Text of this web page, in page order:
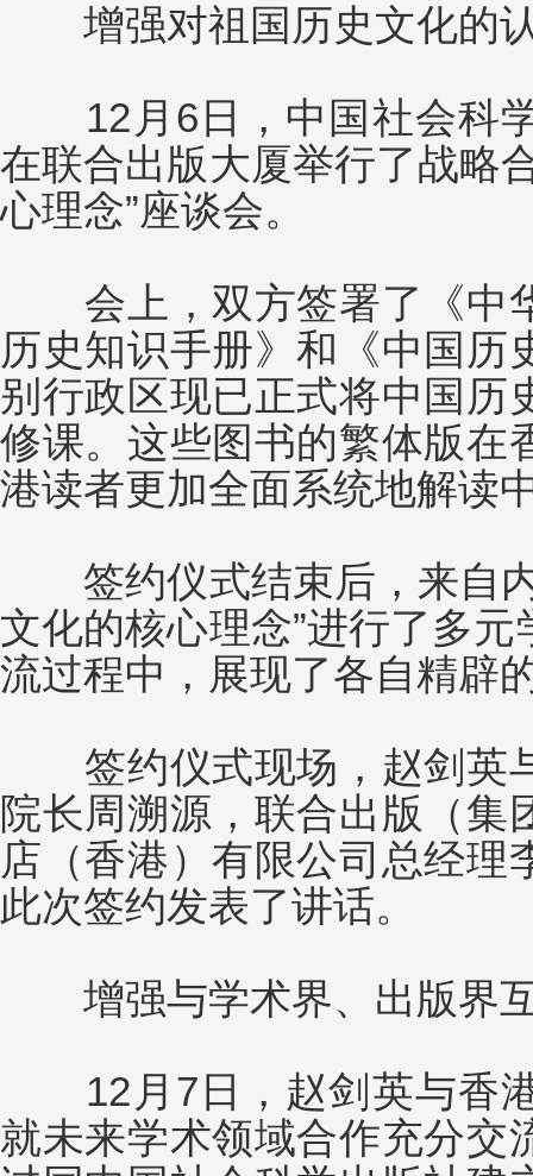
增强对祖国历史文化的
12月6日，中国社会科学
在联合出版大厦举行了战略
心理念”座谈会。
会上，双方签署了《中
历史知识手册》和《中国历
别行政区现已正式将中国历
修课。这些图书的繁体版在
港读者更加全面系统地解读
签约仪式结束后，来自内
文化的核心理念”进行了多
流过程中，展现了各自精辟
签约仪式现场，赵剑英
院长周溯源，联合出版（集
店（香港）有限公司总经理
此次签约发表了讲话。
增强与学术界、出版界
12月7日，赵剑英与香港
就未来学术领域合作充分交